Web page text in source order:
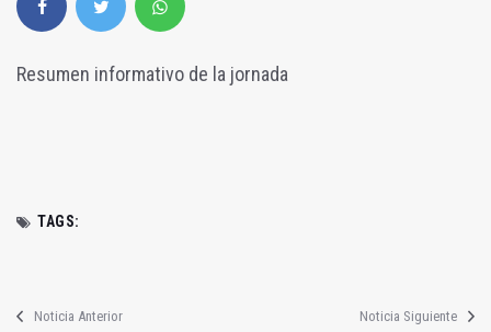
Resumen informativo de la jornada
TAGS:
Noticia Anterior Noticia Siguiente